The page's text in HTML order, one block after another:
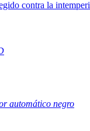
contra la
automático negro